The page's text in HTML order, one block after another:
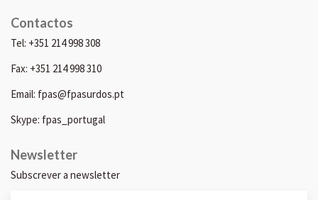
Contactos
Tel: +351 214 998 308
Fax: +351 214 998 310
Email: fpas@fpasurdos.pt
Skype: fpas_portugal
Newsletter
Subscrever a newsletter